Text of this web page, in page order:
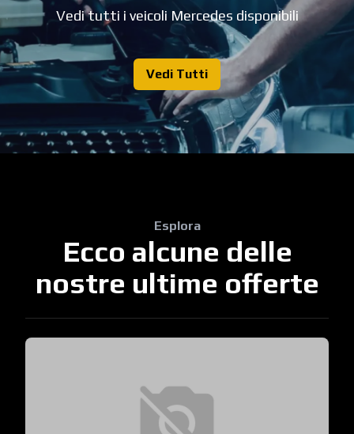
Vedi tutti i veicoli Mercedes disponibili
Vedi Tutti
Esplora
Ecco alcune delle
nostre ultime offerte